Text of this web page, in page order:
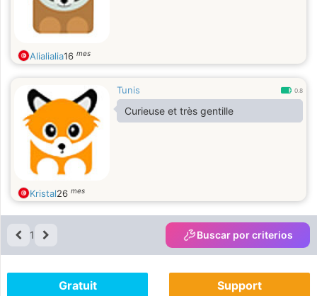
Alialialia16 mes
Tunis 0.8
Curieuse et très gentille
Kristal26 mes
1 Buscar por criterios
Gratuit Support